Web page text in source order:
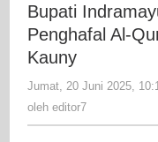
Bupati
Penghafal Al-
Kauny
Jumat, 20 Juni 2025,
oleh editor7